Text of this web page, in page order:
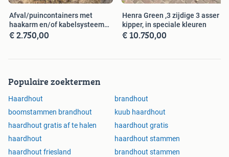
Afval/puincontainers met
haakarm en/of kabelsysteem
te koop
€ 2.750,00
Henra Green ,3 zijdige 3 asser
kipper, in speciale kleuren
€ 10.750,00
Populaire zoektermen
Haardhout
brandhout
boomstammen brandhout
kuub haardhout
haardhout gratis af te halen
haardhout gratis
haardhout
haardhout stammen
haardhout friesland
brandhout stammen